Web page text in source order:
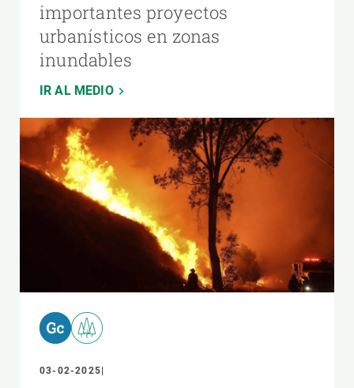
importantes proyectos
urbanísticos en zonas
inundables
IR AL MEDIO
03-02-2025